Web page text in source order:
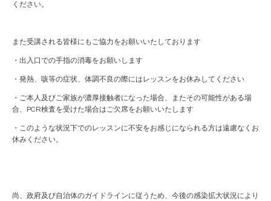
ください。
また受講される皆様にもご協力をお願いいたしております
・出入口での手指の消毒をお願いします
・発熱、咳等の症状、体調不良の際にはレッスンをお休みしてください
・ご本人及びご家族が濃厚接触者になった場合、またその可能性がある場
合、PCR検査を受けた場合はご欠席をお願いいたします
・このような状況下でのレッスンに不安をお感じになられる方は遠慮なくお
休みください。
尚、政府及び自治体のガイドラインに従うため、今後の感染拡大状況により